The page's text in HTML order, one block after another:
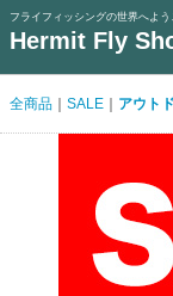
フライフィッシングの世界へよう
Hermit Fly
全商品 SALE アウト